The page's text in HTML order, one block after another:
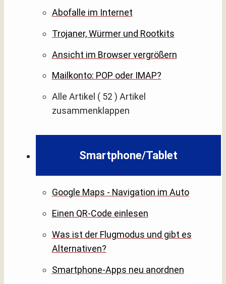
Abofalle im Internet
Trojaner, Würmer und Rootkits
Ansicht im Browser vergrößern
Mailkonto: POP oder IMAP?
Alle Artikel ( 52 ) Artikel
zusammenklappen
Smartphone/Tablet
Google Maps - Navigation im Auto
Einen QR-Code einlesen
Was ist der Flugmodus und gibt es
Alternativen?
Smartphone-Apps neu anordnen